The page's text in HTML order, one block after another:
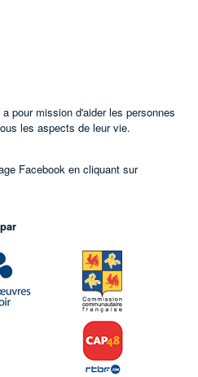
pour mission d'aider les personnes
les aspects de leur vie.
Facebook en cliquant sur